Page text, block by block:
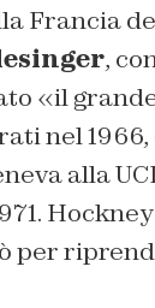
Francia
,
«il
nel
alla
per